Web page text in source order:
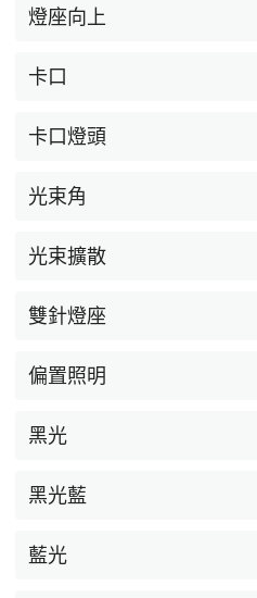
燈座向上
卡口
卡口燈頭
光束角
光束擴散
雙針燈座
偏置照明
黑光
黑光藍
藍光